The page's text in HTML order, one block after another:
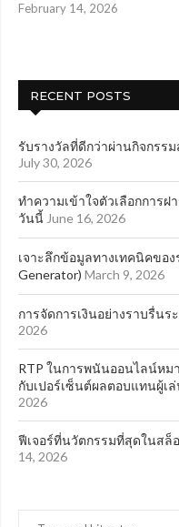
February 14, 2026
RECENT POSTS
รับรางวัลที่ดีกว่าผ่านกิจกรร
July 30, 2026
ทำความเข้าใจตัวเลือกการ
วันนี้June 16, 2026
เจาะลึกข้อมูลทางเทคนิคของ
Generator) March 9, 2026
การจัดการเงินอย่างราบรื่น
2026
RTP ในการพนันออนไลน์หม
กับเปอร์เซ็นต์ผลตอบแทนผู้เล่
2026
ฟีเจอร์ที่นวัตกรรมที่สุดในสล็
14, 2026